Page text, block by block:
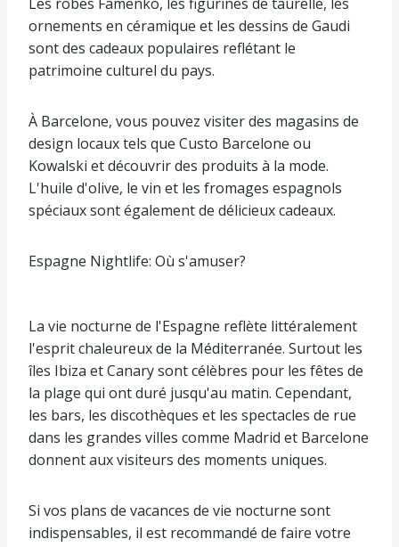
ornements en céramique et les dessins de Gaudi
sont des cadeaux populaires reflétant le
patrimoine culturel du pays.
À Barcelone, vous pouvez visiter des magasins de
design locaux tels que Custo Barcelone ou
Kowalski et découvrir des produits à la mode.
L'huile d'olive, le vin et les fromages espagnols
spéciaux sont également de délicieux cadeaux.
Espagne Nightlife: Où s'amuser?
La vie nocturne de l'Espagne reflète littéralement
l'esprit chaleureux de la Méditerranée. Surtout les
îles Ibiza et Canary sont célèbres pour les fêtes de
la plage qui ont duré jusqu'au matin. Cependant,
les bars, les discothèques et les spectacles de rue
dans les grandes villes comme Madrid et Barcelone
donnent aux visiteurs des moments uniques.
Si vos plans de vacances de vie nocturne sont
indispensables, il est recommandé de faire votre